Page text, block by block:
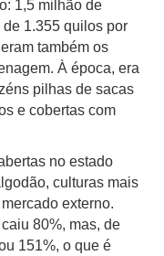
1,5 milhão de
1.355 quilos por
também os
À época, era
pilhas de sacas
e cobertas com
no estado
culturas mais
externo.
80%, mas, de
151%, o que é